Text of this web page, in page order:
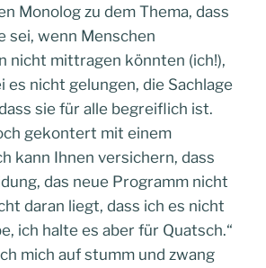
Monolog zu dem Thema, dass
sei, wenn Menschen
nicht mittragen könnten (ich!),
es nicht gelungen, die Sachlage
sie für alle begreiflich ist.
gekontert mit einem
kann Ihnen versichern, dass
das neue Programm nicht
daran liegt, dass ich es nicht
ich halte es aber für Quatsch.“
mich auf stumm und zwang